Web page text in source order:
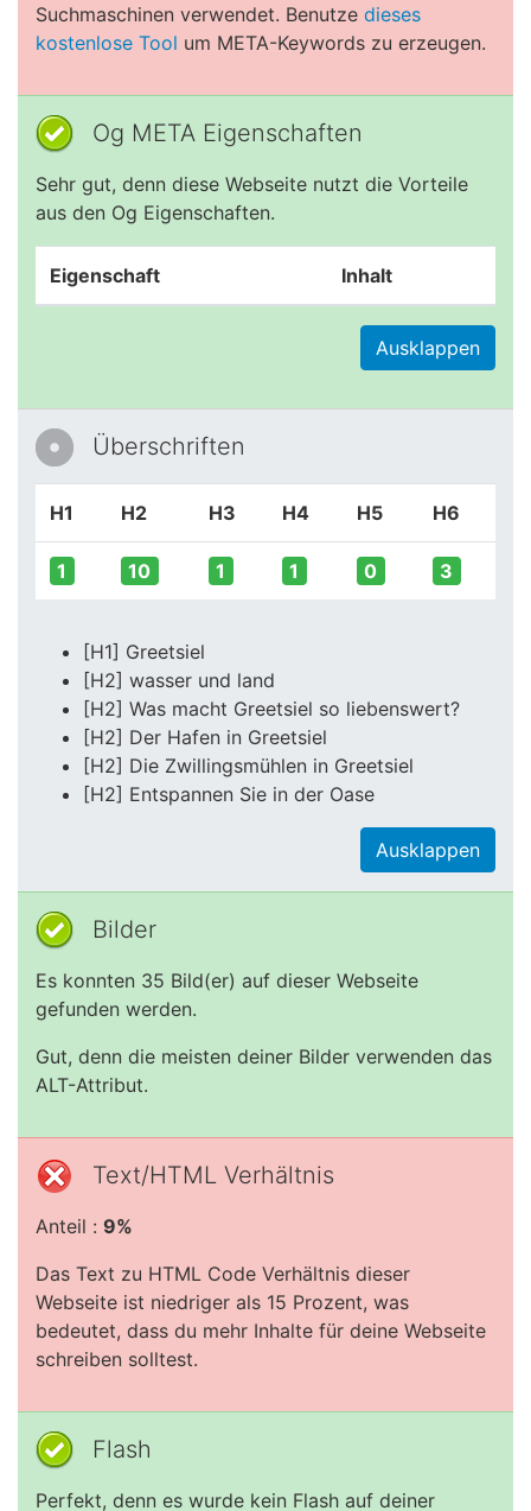
Suchmaschinen verwendet. Benutze dieses
kostenlose Tool um META-Keywords zu erzeugen.
Og META Eigenschaften
Sehr gut, denn diese Webseite nutzt die Vorteile
aus den Og Eigenschaften.
Eigenschaft Inhalt
Ausklappen
Überschriften
H1 H2 H3 H4 H5 H6
1 10 1 1 0 3
[H1] Greetsiel
[H2] wasser und land
[H2] Was macht Greetsiel so liebenswert?
[H2] Der Hafen in Greetsiel
[H2] Die Zwillingsmühlen in Greetsiel
[H2] Entspannen Sie in der Oase
Ausklappen
Bilder
Es konnten 35 Bild(er) auf dieser Webseite
gefunden werden.
Gut, denn die meisten deiner Bilder verwenden das
ALT-Attribut.
Text/HTML Verhältnis
Anteil : 9%
Das Text zu HTML Code Verhältnis dieser
Webseite ist niedriger als 15 Prozent, was
bedeutet, dass du mehr Inhalte für deine Webseite
schreiben solltest.
Flash
Perfekt, denn es wurde kein Flash auf deiner